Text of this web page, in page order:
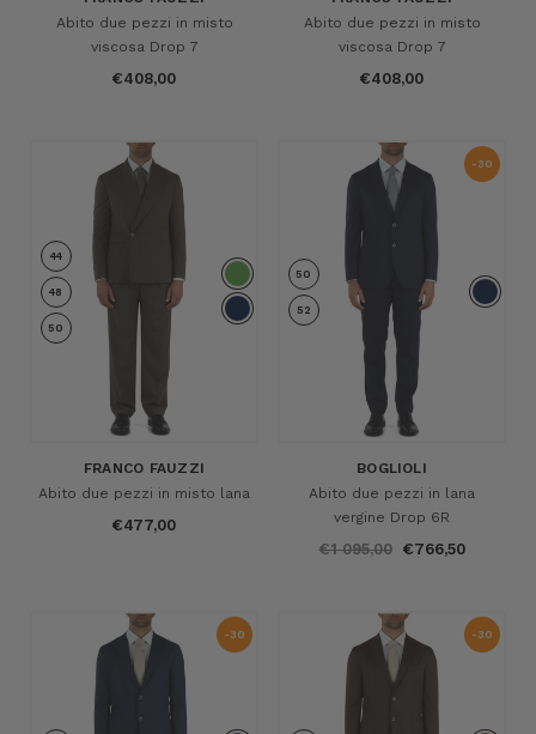
Abito due pezzi in misto
viscosa Drop 7
€408,00
Abito due pezzi in misto
viscosa Drop 7
€408,00
44
48
50
FRANCO FAUZZI
Abito due pezzi in misto lana
€477,00
-30
50
52
BOGLIOLI
Abito due pezzi in lana
vergine Drop 6R
€1 095,00 €766,50
-30 -30